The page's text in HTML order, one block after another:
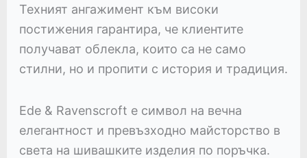
Техният ангажимент към високи
постижения гарантира, че клиентите
получават облекла, които са не само
стилни, но и пропити с история и традиция.
Ede & Ravenscroft е символ на вечна
елегантност и превъзходно майсторство в
света на шивашките изделия по поръчка.